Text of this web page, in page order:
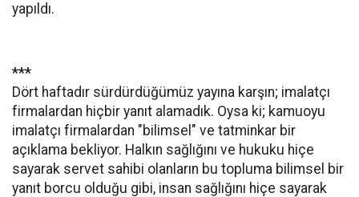
yapıldı.
***
Dört haftadır sürdürdüğümüz yayına karşın; imalatçı
firmalardan hiçbir yanıt alamadık. Oysa ki; kamuoyu
imalatçı firmalardan "bilimsel" ve tatminkar bir
açıklama bekliyor. Halkın sağlığını ve hukuku hiçe
sayarak servet sahibi olanların bu topluma bilimsel bir
yanıt borcu olduğu gibi, insan sağlığını hiçe sayarak